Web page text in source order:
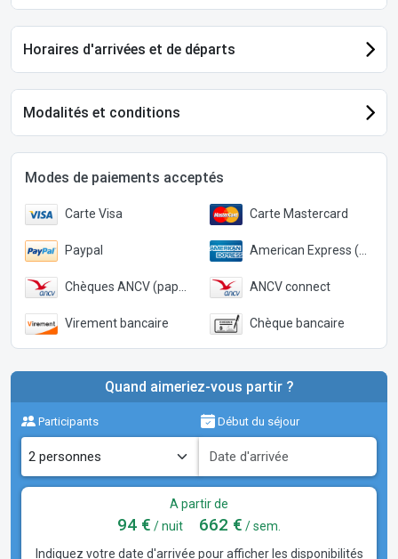
Horaires d'arrivées et de départs
Modalités et conditions
Modes de paiements acceptés
Carte Visa Carte Mastercard
Paypal American Express (Paypal)
Chèques ANCV (papier) ANCV connect
Virement bancaire Chèque bancaire
Quand aimeriez-vous partir ?
Participants Début du séjour
A partir de
94 € / nuit 662 € / sem.
Indiquez votre date d'arrivée pour afficher les disponibilités